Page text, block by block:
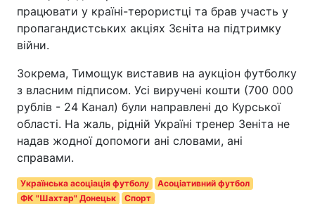
працювати у країні-терористці та брав участь у
пропагандистських акціях Зєніта на підтримку
війни.
Зокрема, Тимощук виставив на аукціон футболку
з власним підписом. Усі виручені кошти (700 000
рублів - 24 Канал) були направлені до Курської
області. На жаль, рідній Україні тренер Зеніта не
надав жодної допомоги ані словами, ані
справами.
Українська асоціація футболу
Асоціативний футбол
ФК "Шахтар" Донецьк
Спорт